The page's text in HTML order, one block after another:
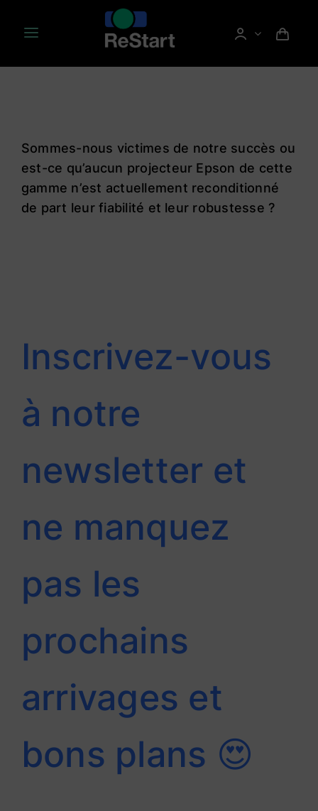
Toggle
Navigation
Choisir son projecteur
Blog
Sommes-nous victimes de notre succès ou
est-ce qu’aucun projecteur Epson de cette
gamme n’est actuellement reconditionné
de part leur fiabilité et leur robustesse ?
Inscrivez-vous
à notre
newsletter et
ne manquez
pas les
prochains
arrivages et
bons plans 😍